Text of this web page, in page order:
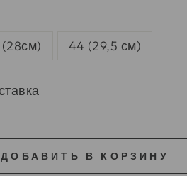
44 (29,5 см)
ДОБАВИТЬ В КОРЗИНУ